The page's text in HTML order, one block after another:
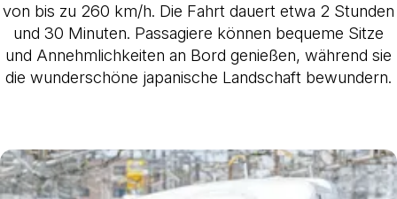
von bis zu 260 km/h. Die Fahrt dauert etwa 2 Stunden
und 30 Minuten. Passagiere können bequeme Sitze
und Annehmlichkeiten an Bord genießen, während sie
die wunderschöne japanische Landschaft bewundern.